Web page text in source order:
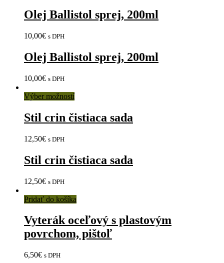
Olej Ballistol sprej, 200ml
10,00€ s DPH
Olej Ballistol sprej, 200ml
10,00€ s DPH
Výber možností
Stil crin čistiaca sada
12,50€ s DPH
Stil crin čistiaca sada
12,50€ s DPH
Pridať do košíka
Vyterák oceľový s plastovým
povrchom, pištoľ
6,50€ s DPH